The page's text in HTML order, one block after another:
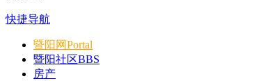
快捷导航
暨阳网Portal
暨阳社区BBS
房产